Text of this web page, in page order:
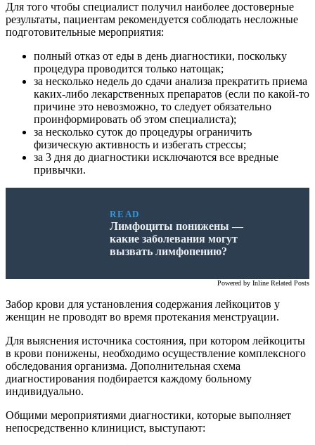
Для того чтобы специалист получил наиболее достоверные
результаты, пациентам рекомендуется соблюдать несложные
подготовительные мероприятия:
полный отказ от еды в день диагностики, поскольку
процедура проводится только натощак;
за несколько недель до сдачи анализа прекратить приема
каких-либо лекарственных препаратов (если по какой-то
причине это невозможно, то следует обязательно
проинформировать об этом специалиста);
за несколько суток до процедуры ограничить
физическую активность и избегать стрессы;
за 3 дня до диагностики исключаются все вредные
привычки.
READ
Лимфоциты понижены —
какие заболевания могут
вызвать лимфопению?
Powered by Inline Related Posts
Забор крови для установления содержания лейкоцитов у
женщин не проводят во время протекания менструации.
Для выяснения источника состояния, при котором лейкоциты
в крови понижены, необходимо осуществление комплексного
обследования организма. Дополнительная схема
диагностирования подбирается каждому больному
индивидуально.
Общими мероприятиями диагностики, которые выполняет
непосредственно клиницист, выступают: